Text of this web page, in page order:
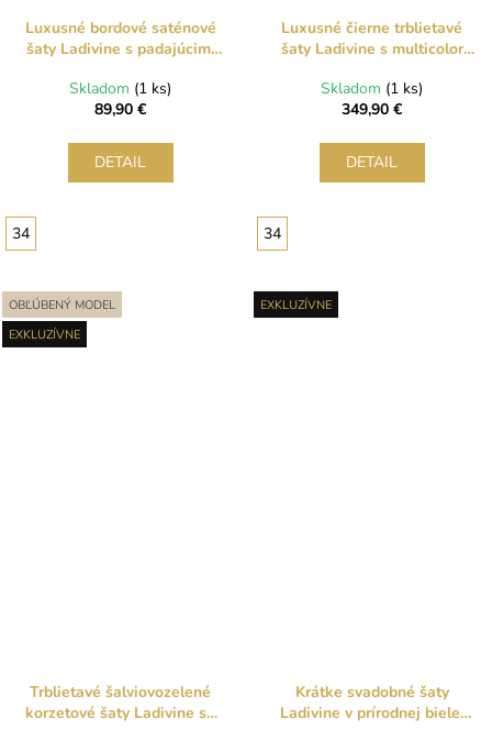
Luxusné bordové saténové
šaty Ladivine s padajúcimi
Skladom (1 ks)
89,90 €
DETAIL
34
Luxusné čierne trblietavé
šaty Ladivine s multicolor
Skladom (1 ks)
349,90 €
DETAIL
34
OBĽÚBENÝ MODEL
EXKLUZÍVNE
Trblietavé šalviovozelené
korzetové šaty Ladivine so
EXKLUZÍVNE
Krátke svadobné šaty
Ladivine v prírodnej bielej